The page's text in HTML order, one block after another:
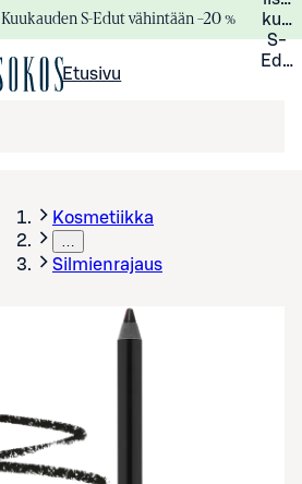
Kuukauden S-Edut vähintään –20 %
S-
Etusivu
Kosmetiikka
…
Silmienrajaus